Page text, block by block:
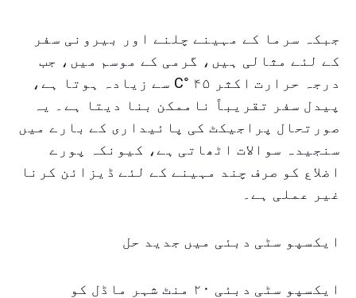
جبکہ سرما کے مہینے چلنے اور بیرونی سفر
کے لئے مثالی ہیں، گرمی کے موسم میں، جب
درجہ حرارت اکثر ۴۵ °C سے زیادہ ہوتا ہے،
پیدل سفر تقریباً ناممکن بنا دیتا ہے۔ یہ
صورتحال پراجیکٹ کی پائیداری کے بارے میں
سنجیدہ سوالات اٹھاتی ہے، کیونکہ پورے
اضلاع کو صرف چند مہینے کے لئے ڈیزائن کرنا
غیر عملی ہے۔
ایکسپو سٹی دبئی میں جدید حل
ایکسپو سٹی دبئی ۲۰ منٹ شہر ماڈل کو